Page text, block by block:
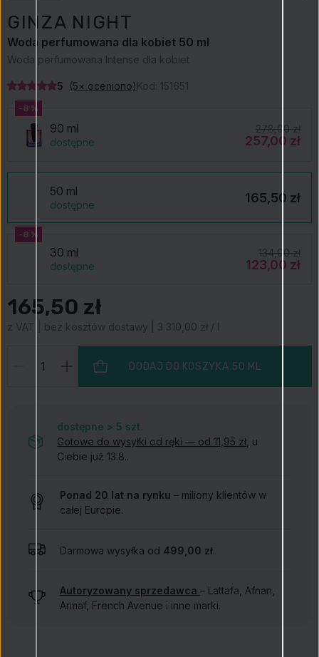
GINZA NIGHT
Woda perfumowana dla kobiet 50 ml
Woda perfumowana Intense dla kobiet
5 (5× oceniono)Kod: 151651
-8 %
90 ml
dostępne 257,00 zł
278,00 zł
50 ml
dostępne 165,50 zł
-8 %
30 ml
dostępne 123,00 zł
134,00 zł
165,50 zł
z VAT | bez kosztów dostawy | 3 310,00 zł / l
DODAJ DO KOSZYKA 50 ML
dostępne > 5 szt.
Gotowe do wysyłki od ręki — od 11,95 zł, u
Ciebie już 13.8..
Ponad 20 lat na rynku – miliony klientów w
całej Europie.
Darmowa wysyłka od 499,00 zł.
Autoryzowany sprzedawca – Lattafa, Afnan,
Armaf, French Avenue i inne marki.